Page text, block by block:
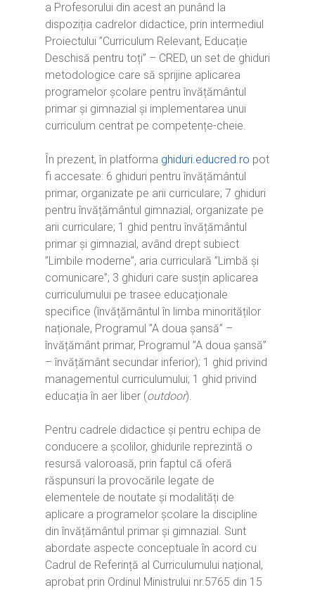
a Profesorului din acest an punând la
dispoziția cadrelor didactice, prin intermediul
Proiectului ”Curriculum Relevant, Educație
Deschisă pentru toți” – CRED, un set de ghiduri
metodologice care să sprijine aplicarea
programelor școlare pentru învățământul
primar și gimnazial și implementarea unui
curriculum centrat pe competențe-cheie.
În prezent, în platforma ghiduri.educred.ro pot
fi accesate: 6 ghiduri pentru învățământul
primar, organizate pe arii curriculare; 7 ghiduri
pentru învățământul gimnazial, organizate pe
arii curriculare; 1 ghid pentru învățământul
primar și gimnazial, având drept subiect
”Limbile moderne”, aria curriculară ”Limbă și
comunicare”; 3 ghiduri care susțin aplicarea
curriculumului pe trasee educaționale
specifice (învățământul în limba minorităților
naționale, Programul ”A doua șansă” –
învățământ primar, Programul ”A doua șansă”
– învățământ secundar inferior); 1 ghid privind
managementul curriculumului; 1 ghid privind
educația în aer liber (outdoor).
Pentru cadrele didactice și pentru echipa de
conducere a școlilor, ghidurile reprezintă o
resursă valoroasă, prin faptul că oferă
răspunsuri la provocările legate de
elementele de noutate și modalități de
aplicare a programelor școlare la discipline
din învățământul primar și gimnazial. Sunt
abordate aspecte conceptuale în acord cu
Cadrul de Referință al Curriculumului național,
aprobat prin Ordinul Ministrului nr.5765 din 15
Home
Vrei să fii formator?
Ești elev?
Principii orizontale
Dicționar termeni și
Linkuri utile
Glosar
Despre proiectul CRED
Obiectivele CRED
Activitățile CRED
Partenerii CRED
Noutăți
Știri
Arhivă media
Comunicate
Evenimente
Resurse
Ghiduri
digital.educred.ro
Login